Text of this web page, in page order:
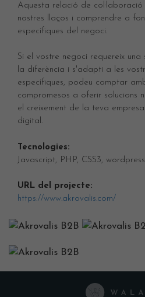
Aquesta relació de
nostres llaços i comprendre a
específiques del negoci.
Si el vostre negoci requereix una
la diferència i s'adapti a les
específiques, podeu comptar
compromesos a oferir solucions
el creixement de la teva
digital.
Tecnologies:
Javascript, PHP, CSS3,
URL del projecte:
https://www.akrovalis.com/